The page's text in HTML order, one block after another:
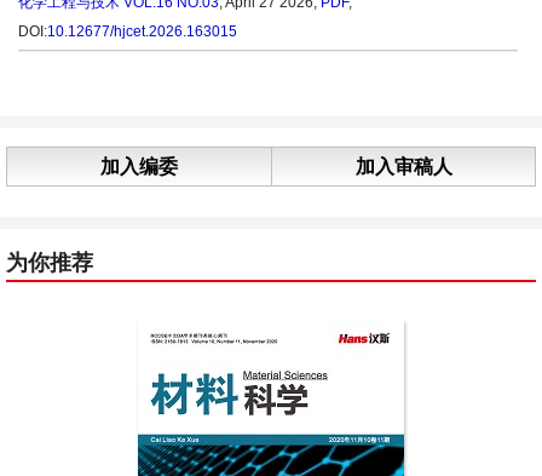
DOI:10.12677/hjcet.2026.163015
加入编委 加入审稿人
为你推荐